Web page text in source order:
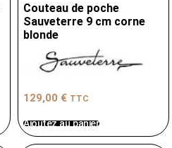
Couteau de poche
Sauveterre 9 cm corne
blonde
129,00 € TTC
Ajoutez au panier